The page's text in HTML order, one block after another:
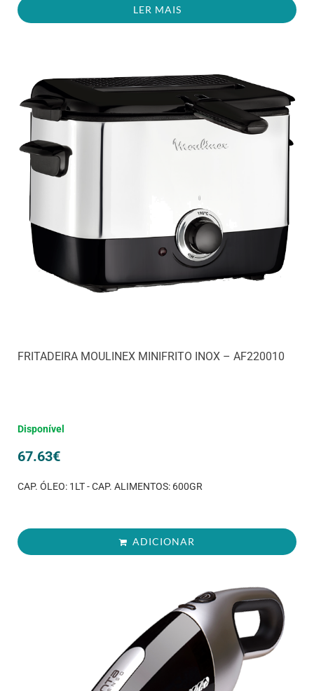
LER MAIS
FRITADEIRA MOULINEX MINIFRITO INOX – AF220010
Disponível
67.63€
CAP. ÓLEO: 1LT - CAP. ALIMENTOS: 600GR
ADICIONAR